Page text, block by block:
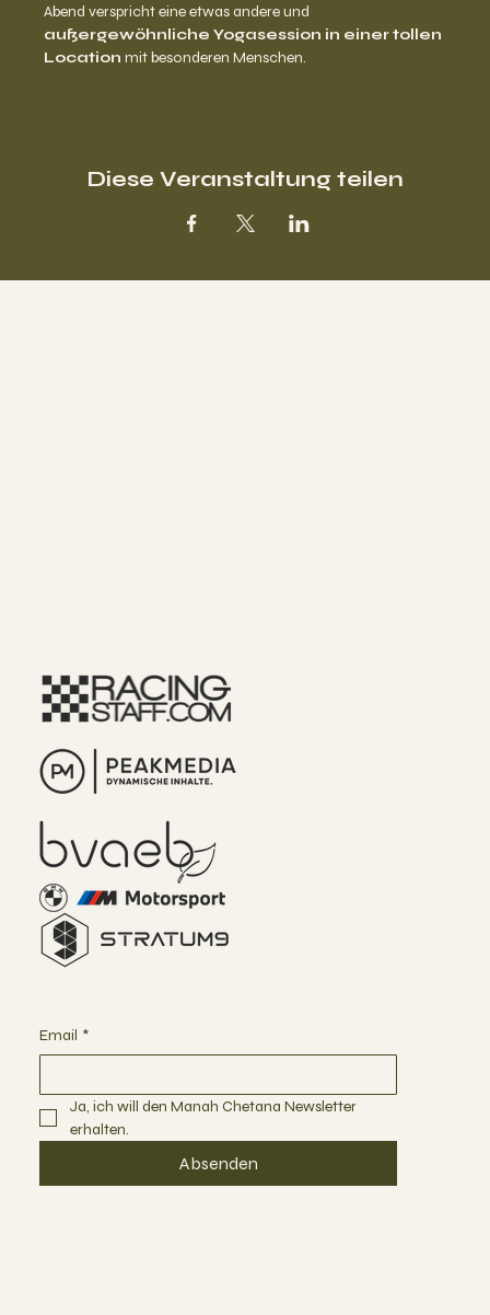
Abend verspricht eine etwas andere und
außergewöhnliche Yogasession in einer tollen
Location mit besonderen Menschen.
Diese Veranstaltung teilen
Email *
Ja, ich will den Manah Chetana Newsletter
erhalten.
Absenden